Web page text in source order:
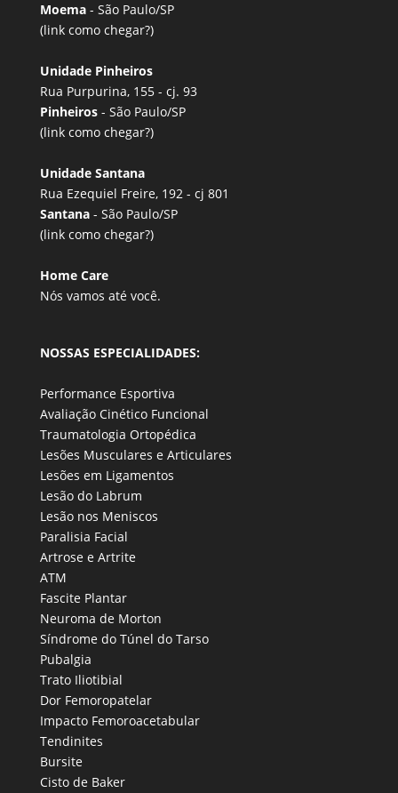
Moema - São Paulo/SP
(link como chegar?)
Unidade Pinheiros
Rua Purpurina, 155 - cj. 93
Pinheiros - São Paulo/SP
(link como chegar?)
Unidade Santana
Rua Ezequiel Freire, 192 - cj 801
Santana - São Paulo/SP
(link como chegar?)
Home Care
Nós vamos até você.
NOSSAS ESPECIALIDADES:
Performance Esportiva
Avaliação Cinético Funcional
Traumatologia Ortopédica
Lesões Musculares e Articulares
Lesões em Ligamentos
Lesão do Labrum
Lesão nos Meniscos
Paralisia Facial
Artrose e Artrite
ATM
Fascite Plantar
Neuroma de Morton
Síndrome do Túnel do Tarso
Pubalgia
Trato Iliotibial
Dor Femoropatelar
Impacto Femoroacetabular
Tendinites
Bursite
Cisto de Baker